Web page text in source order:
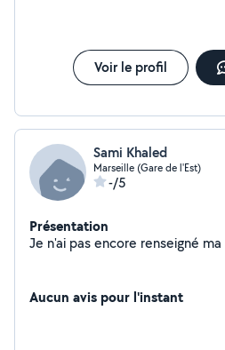
Voir le profil
Sami Khaled
Marseille (Gare de l'Est)
-/5
Présentation
Aucun avis pour l'instant